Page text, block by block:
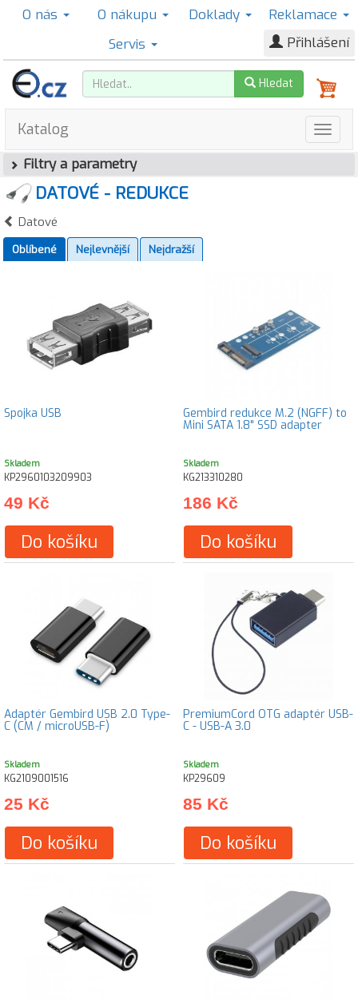
O nás O nákupu Doklady
Reklamace
Servis
Přihlášení
Hledat
Katalog
Filtry a parametry
DATOVÉ - REDUKCE
Datové
Oblíbené Nejlevnější Nejdražší
Spojka USB
Skladem
KP2960103209903
49 Kč
Do košíku
Gembird redukce M.2 (NGFF) to
Mini SATA 1.8" SSD adapter
Skladem
KG213310280
186 Kč
Do košíku
Adaptér Gembird USB 2.0 Type-
C (CM / microUSB-F)
Skladem
KG2109001516
25 Kč
Do košíku
PremiumCord OTG adaptér USB-
C - USB-A 3.0
Skladem
KP29609
85 Kč
Do košíku